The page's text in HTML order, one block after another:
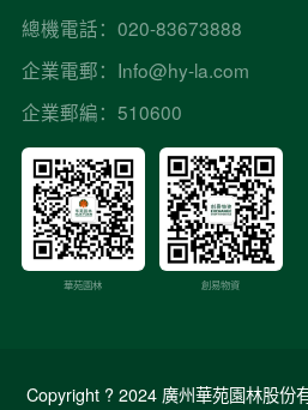
總機電話：020-83673888
企業電郵：Info@hy-la.com
企業郵編：510600
華苑園林 創易物資
Copyright ? 2024 廣州華苑園林股份